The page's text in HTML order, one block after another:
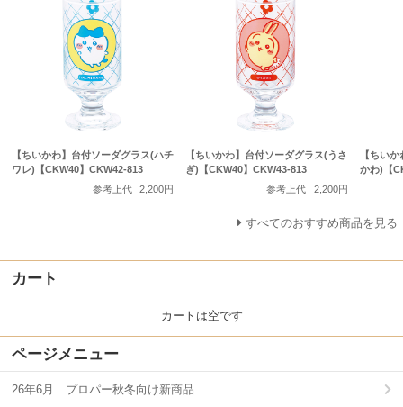
【ちいかわ】台付ソーダグラス(ハチ
ワレ)【CKW40】CKW42-813
参考上代
2,200円
【ちいかわ】台付ソーダグラス(うさ
ぎ)【CKW40】CKW43-813
参考上代
2,200円
【ちい
かわ)【
すべてのおすすめ商品を見る
カート
カートは空です
ページメニュー
26年6月 プロパー秋冬向け新商品